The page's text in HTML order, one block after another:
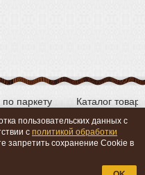
паркету Каталог
пользовательских данных с
с политикой обработки
запретить сохранение Cookie в